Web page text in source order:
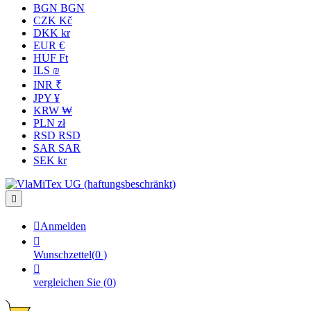
BGN BGN
CZK Kč
DKK kr
EUR €
HUF Ft
ILS ₪
INR ₹
JPY ¥
KRW ₩
PLN zł
RSD RSD
SAR SAR
SEK kr

Anmelden

Wunschzettel(0 )

vergleichen Sie (0)